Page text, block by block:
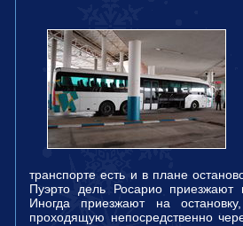
транспорте есть и в плане
Пуэрто дель Росарио
Иногда приезжают на
проходящую непосредственно